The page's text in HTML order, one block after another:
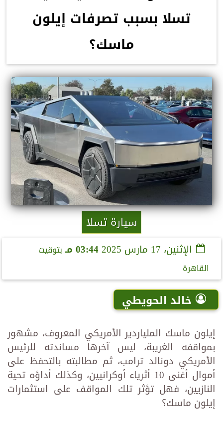
تسلا بسبب تصرفات إيلون
ماسك؟
سيارة تسلا
الإثنين، 17 مارس 2025 03:44 مـ
بتوقيت
القاهرة
خالد الحويطي
إيلون ماسك الملياردير الأمريكي المعروف، مشهور
بمواقفه الغريبة، ليس آخرها مساندته للرئيس
الأمريكي دونالد ترامب، ثم مطالبته بالتحفظ على
أموال أغنى 10 أثرياء أوكرانيين، وكذلك أداؤه تحية
النازيين، فهل تؤثر تلك المواقف على استثمارات
إيلون ماسك؟